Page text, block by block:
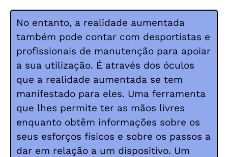
No entanto, a realidade aumentada
também pode contar com desportistas e
profissionais de manutenção para apoiar
a sua utilização. É através dos óculos
que a realidade aumentada se tem
manifestado para eles. Uma ferramenta
que lhes permite ter as mãos livres
enquanto obtêm informações sobre os
seus esforços físicos e sobre os passos a
dar em relação a um dispositivo. Um